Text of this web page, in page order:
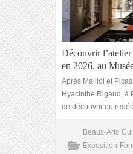
Découvrir
en 2026, au
Après Maillol et
Hyacinthe Rigaud, à
de découvrir ou
Beaux-Arts
Exposition